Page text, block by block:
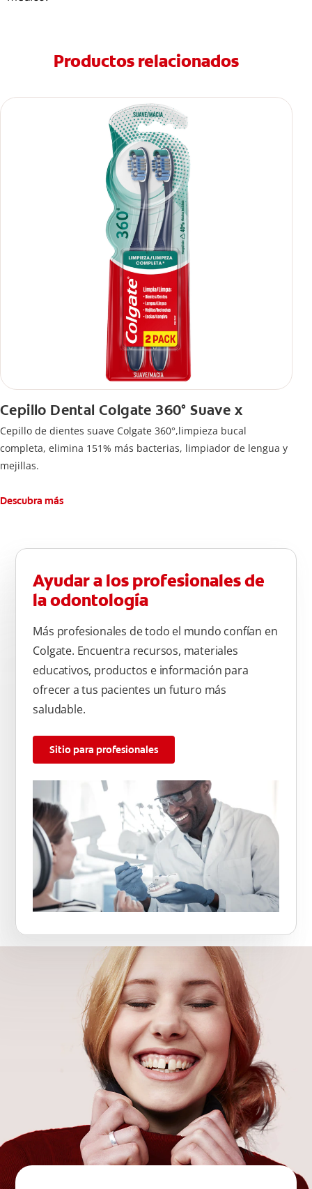
Productos relacionados
Cepillo Dental Colgate 360° Suave x
Cepillo de dientes suave Colgate 360°,limpieza bucal
completa, elimina 151% más bacterias, limpiador de lengua y
mejillas.
Descubra más
Ayudar a los profesionales de
la odontología
Más profesionales de todo el mundo confían en
Colgate. Encuentra recursos, materiales
educativos, productos e información para
ofrecer a tus pacientes un futuro más
saludable.
Sitio para profesionales